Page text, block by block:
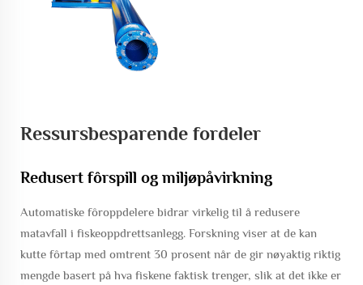
Ressursbesparende fordeler
Redusert fôrspill og miljøpåvirkning
Automatiske fôroppdelere bidrar virkelig til å redusere
matavfall i fiskeoppdrettsanlegg. Forskning viser at de kan
kutte fôrtap med omtrent 30 prosent når de gir nøyaktig riktig
mengde basert på hva fiskene faktisk trenger, slik at det ikke er